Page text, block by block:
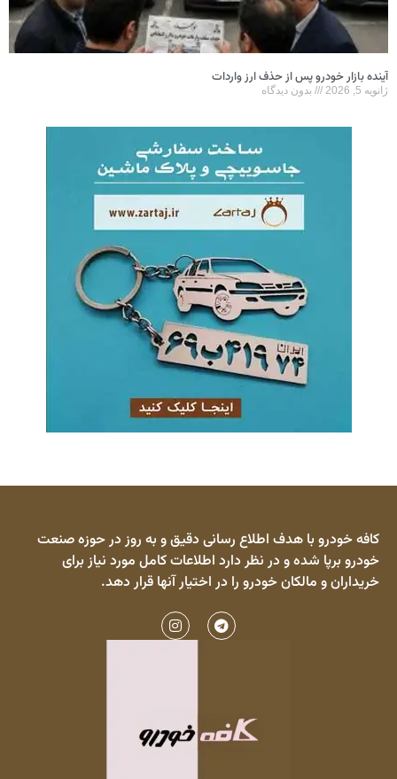
آینده بازار خودرو پس از حذف ارز واردات
ژانویه 5, 2026 بدون دیدگاه
کافه خودرو با هدف اطلاع رسانی دقیق و به روز در حوزه صنعت
خودرو برپا شده و در نظر دارد اطلاعات کامل مورد نیاز برای
خریداران و مالکان خودرو را در اختیار آنها قرار دهد.